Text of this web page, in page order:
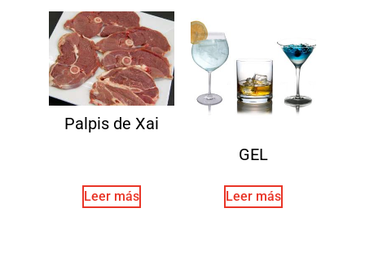
Palpis de Xai
Leer más
GEL
Leer más